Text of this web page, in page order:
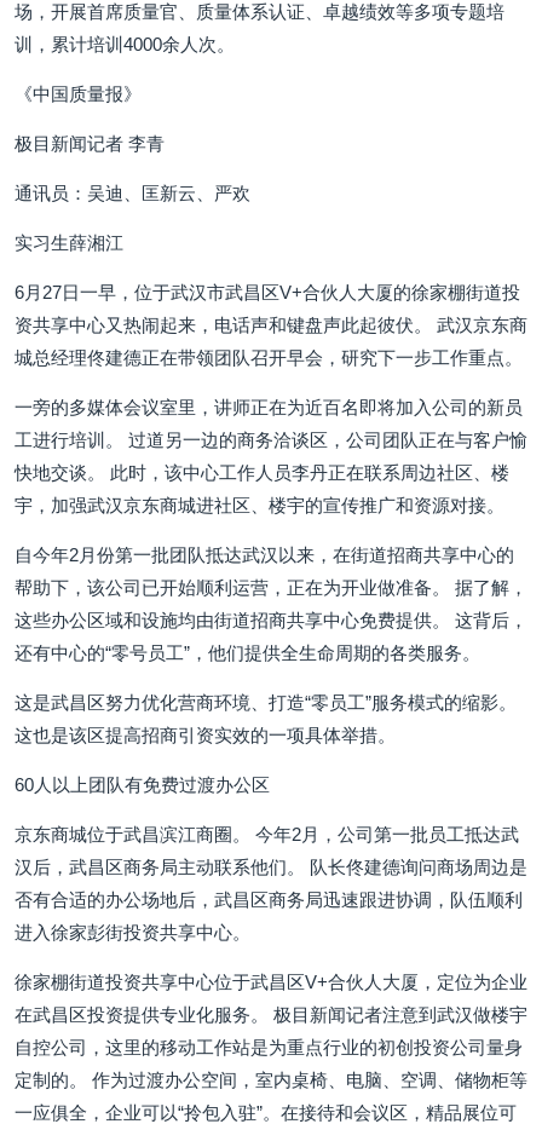
场，开展首席质量官、质量体系认证、卓越绩效等多项专题培
训，累计培训4000余人次。
《中国质量报》
极目新闻记者 李青
通讯员：吴迪、匡新云、严欢
实习生薛湘江
6月27日一早，位于武汉市武昌区V+合伙人大厦的徐家棚街道投
资共享中心又热闹起来，电话声和键盘声此起彼伏。 武汉京东商
城总经理佟建德正在带领团队召开早会，研究下一步工作重点。
一旁的多媒体会议室里，讲师正在为近百名即将加入公司的新员
工进行培训。 过道另一边的商务洽谈区，公司团队正在与客户愉
快地交谈。 此时，该中心工作人员李丹正在联系周边社区、楼
宇，加强武汉京东商城进社区、楼宇的宣传推广和资源对接。
自今年2月份第一批团队抵达武汉以来，在街道招商共享中心的
帮助下，该公司已开始顺利运营，正在为开业做准备。 据了解，
这些办公区域和设施均由街道招商共享中心免费提供。 这背后，
还有中心的“零号员工”，他们提供全生命周期的各类服务。
这是武昌区努力优化营商环境、打造“零员工”服务模式的缩影。
这也是该区提高招商引资实效的一项具体举措。
60人以上团队有免费过渡办公区
京东商城位于武昌滨江商圈。 今年2月，公司第一批员工抵达武
汉后，武昌区商务局主动联系他们。 队长佟建德询问商场周边是
否有合适的办公场地后，武昌区商务局迅速跟进协调，队伍顺利
进入徐家彭街投资共享中心。
徐家棚街道投资共享中心位于武昌区V+合伙人大厦，定位为企业
在武昌区投资提供专业化服务。 极目新闻记者注意到武汉做楼宇
自控公司，这里的移动工作站是为重点行业的初创投资公司量身
定制的。 作为过渡办公空间，室内桌椅、电脑、空调、储物柜等
一应俱全，企业可以“拎包入驻”。在接待和会议区，精品展位可